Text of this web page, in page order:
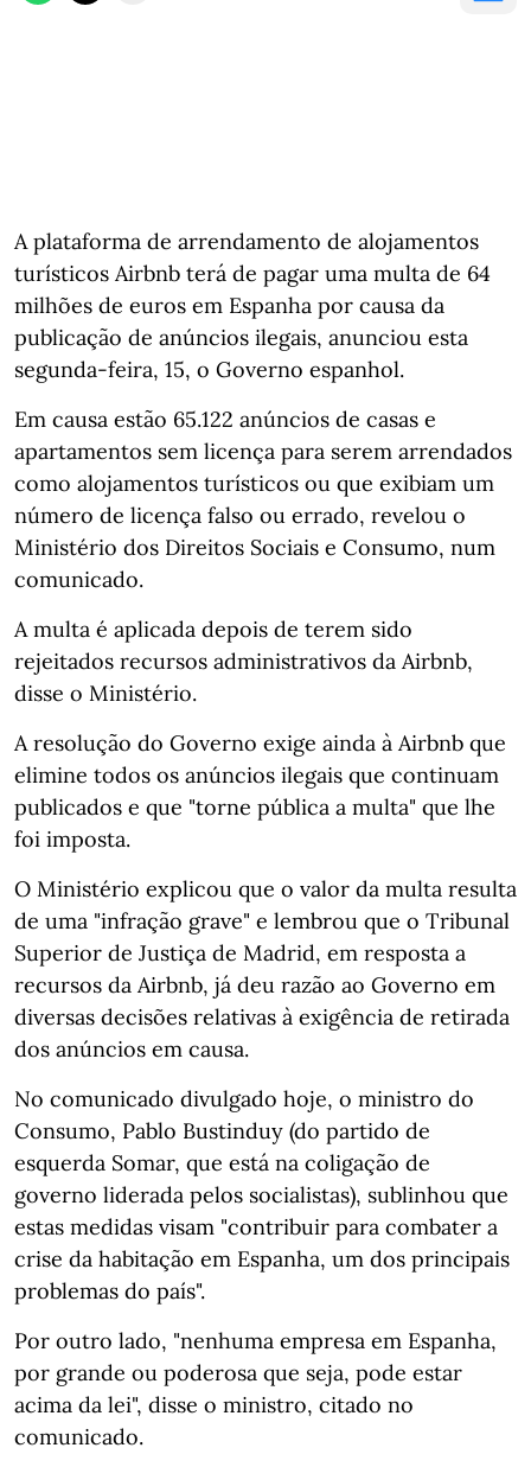
A plataforma de arrendamento de alojamentos
turísticos Airbnb terá de pagar uma multa de 64
milhões de euros em Espanha por causa da
publicação de anúncios ilegais, anunciou esta
segunda-feira, 15, o Governo espanhol.
Em causa estão 65.122 anúncios de casas e
apartamentos sem licença para serem arrendados
como alojamentos turísticos ou que exibiam um
número de licença falso ou errado, revelou o
Ministério dos Direitos Sociais e Consumo, num
comunicado.
A multa é aplicada depois de terem sido
rejeitados recursos administrativos da Airbnb,
disse o Ministério.
A resolução do Governo exige ainda à Airbnb que
elimine todos os anúncios ilegais que continuam
publicados e que "torne pública a multa" que lhe
foi imposta.
O Ministério explicou que o valor da multa resulta
de uma "infração grave" e lembrou que o Tribunal
Superior de Justiça de Madrid, em resposta a
recursos da Airbnb, já deu razão ao Governo em
diversas decisões relativas à exigência de retirada
dos anúncios em causa.
No comunicado divulgado hoje, o ministro do
Consumo, Pablo Bustinduy (do partido de
esquerda Somar, que está na coligação de
governo liderada pelos socialistas), sublinhou que
estas medidas visam "contribuir para combater a
crise da habitação em Espanha, um dos principais
problemas do país".
Por outro lado, "nenhuma empresa em Espanha,
por grande ou poderosa que seja, pode estar
acima da lei", disse o ministro, citado no
comunicado.